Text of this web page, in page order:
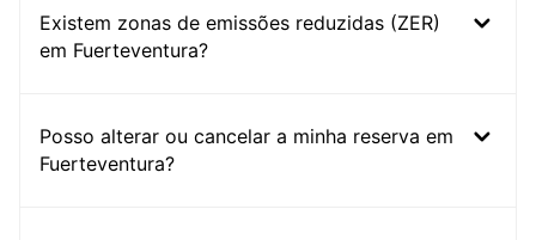
Existem zonas de emissões reduzidas (ZER)
em Fuerteventura?
Posso alterar ou cancelar a minha reserva em
Fuerteventura?